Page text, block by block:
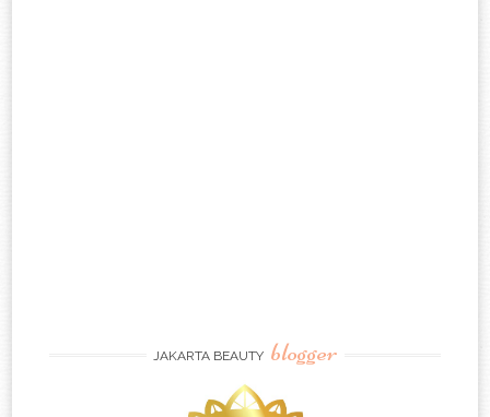
JAKARTA BEAUTY blogger